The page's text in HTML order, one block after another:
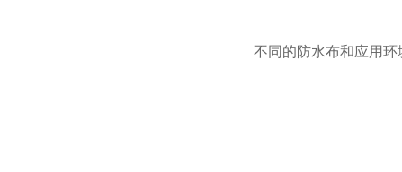
不同的防水布和应用环